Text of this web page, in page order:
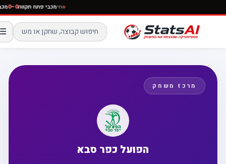
חימכבי פתח תקווה0–0
☰
מרכז משחק
הפועל כפר סבא